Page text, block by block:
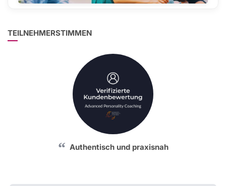
TEILNEHMERSTIMMEN
Authentisch und praxisnah